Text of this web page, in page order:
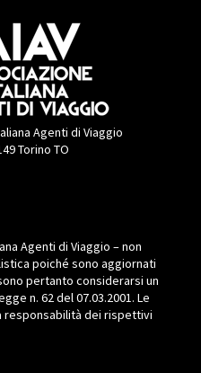
Agenti di Viaggio
Torino TO
Agenti di Viaggio – non
poiché sono aggiornati
pertanto considerarsi un
n. 62 del 07.03.2001. Le
responsabilità dei rispettivi